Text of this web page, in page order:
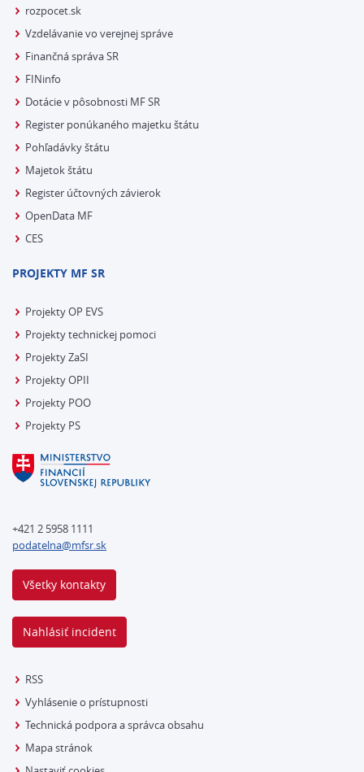
rozpocet.sk
Vzdelávanie vo verejnej správe
Finančná správa SR
FINinfo
Dotácie v pôsobnosti MF SR
Register ponúkaného majetku štátu
Pohľadávky štátu
Majetok štátu
Register účtovných závierok
OpenData MF
CES
PROJEKTY MF SR
Projekty OP EVS
Projekty technickej pomoci
Projekty ZaSI
Projekty OPII
Projekty POO
Projekty PS
+421 2 5958 1111
podatelna@mfsr.sk
Všetky kontakty
Nahlásiť incident
RSS
Vyhlásenie o prístupnosti
Technická podpora a správca obsahu
Mapa stránok